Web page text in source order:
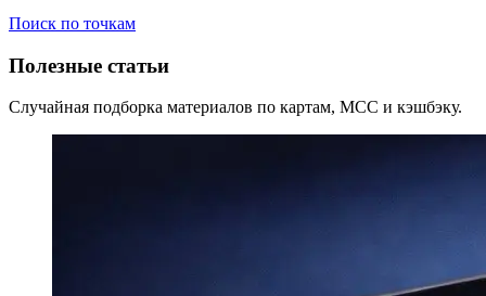
Поиск по точкам
Полезные статьи
Случайная подборка материалов по картам, MCC и кэшбэку.